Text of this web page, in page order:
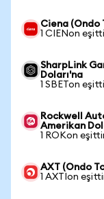
Ciena (Ondo
1 CIENon
SharpLink
Doları'na
1 SBETon
Rockwell
Amerikan
1 ROKon
AXT (Ondo
1 AXTIon